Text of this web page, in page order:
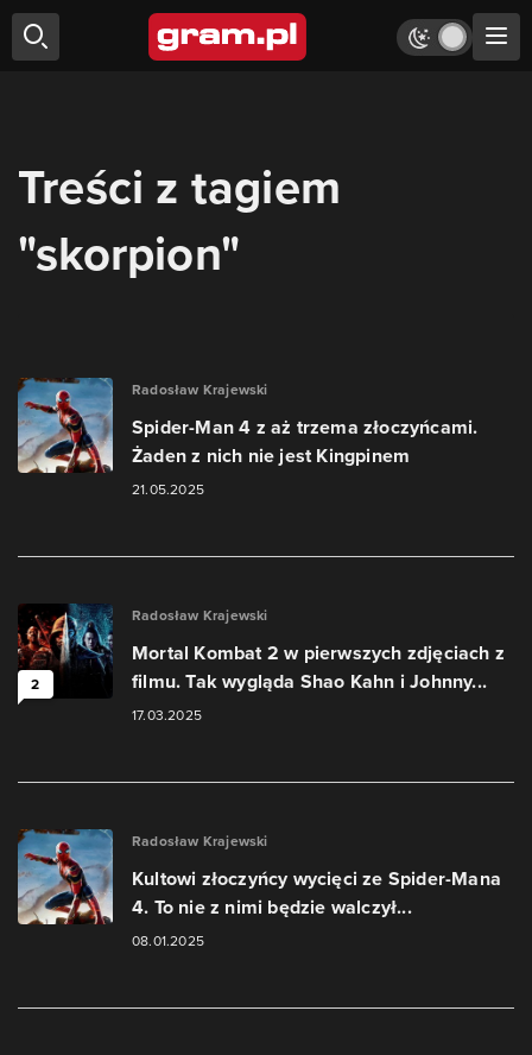
Treści z tagiem
"skorpion"
Radosław Krajewski
Spider-Man 4 z aż trzema złoczyńcami.
Żaden z nich nie jest Kingpinem
21.05.2025
2
Radosław Krajewski
Mortal Kombat 2 w pierwszych zdjęciach z
filmu. Tak wygląda Shao Kahn i Johnny...
17.03.2025
Radosław Krajewski
Kultowi złoczyńcy wycięci ze Spider-Mana
4. To nie z nimi będzie walczył...
08.01.2025